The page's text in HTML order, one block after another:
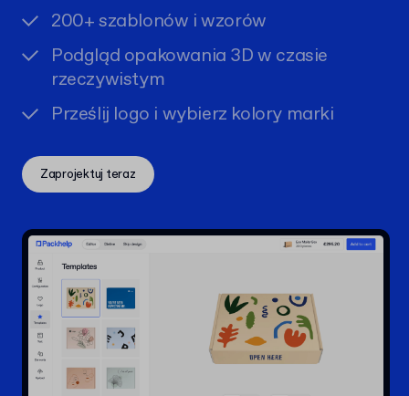
200+ szablonów i wzorów
Podgląd opakowania 3D w czasie
rzeczywistym
Prześlij logo i wybierz kolory marki
Zaprojektuj teraz